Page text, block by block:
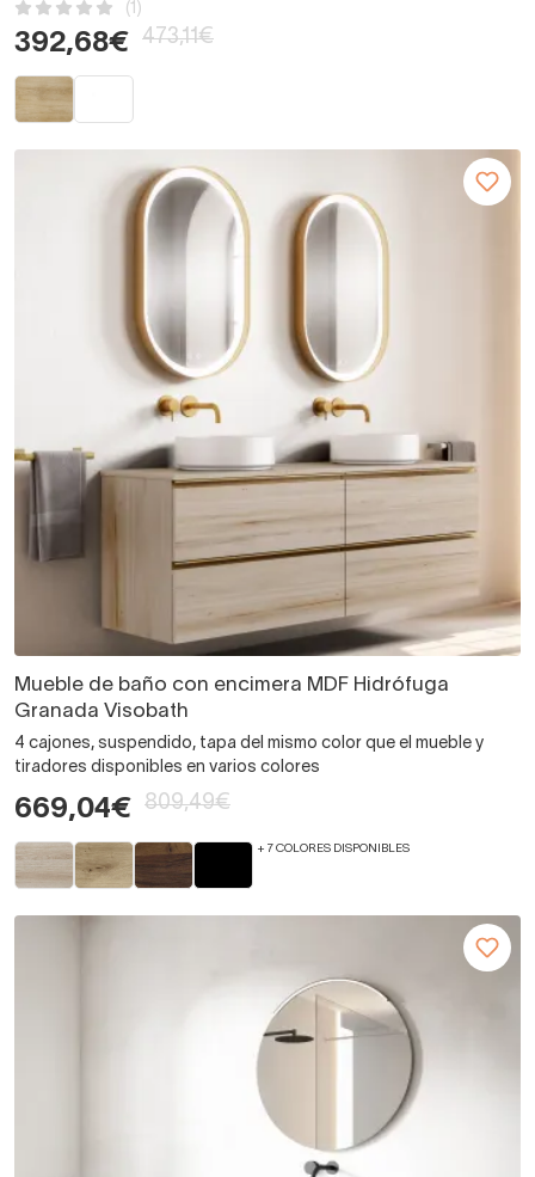
(1)
392,68€ 473,11€
Mueble de baño con encimera MDF Hidrófuga
Granada Visobath
4 cajones, suspendido, tapa del mismo color que el mueble y
tiradores disponibles en varios colores
669,04€ 809,49€
+ 7 COLORES DISPONIBLES